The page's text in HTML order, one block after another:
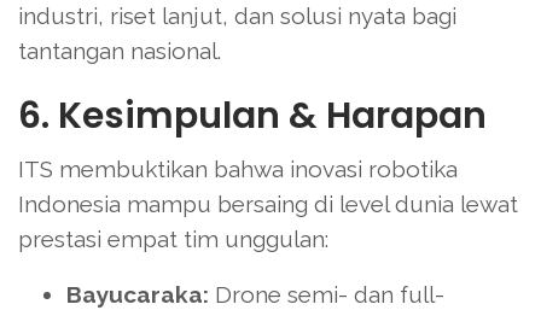
industri, riset lanjut, dan solusi nyata bagi
tantangan nasional.
6. Kesimpulan & Harapan
ITS membuktikan bahwa inovasi robotika
Indonesia mampu bersaing di level dunia lewat
prestasi empat tim unggulan:
Bayucaraka: Drone semi- dan full-